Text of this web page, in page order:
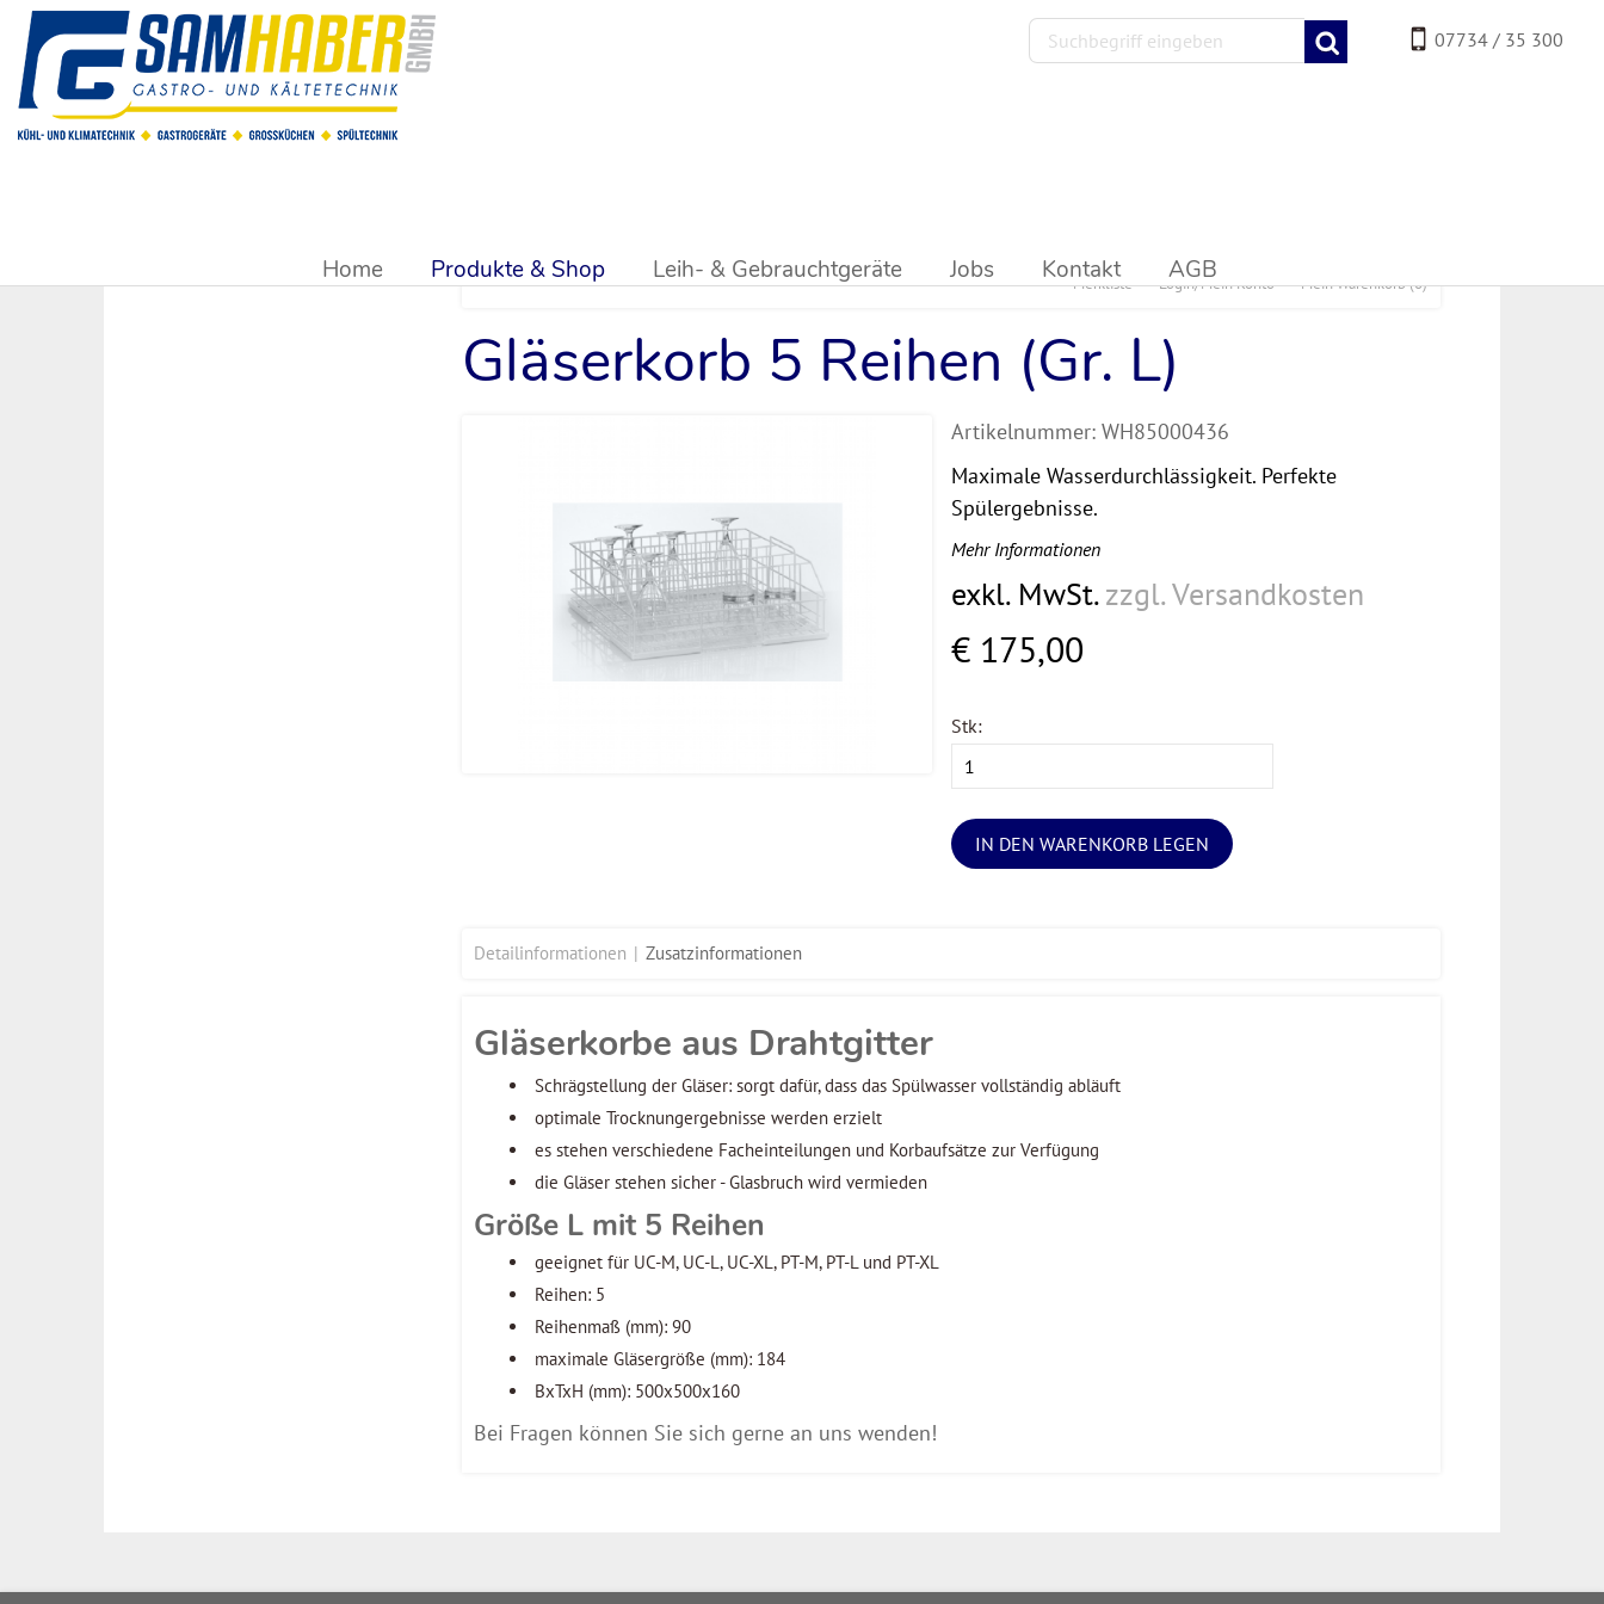
07734 / 35 300
Home Produkte & Shop Leih- & Gebrauchtgeräte Jobs Kontakt AGB Mein Warenkorb(0)
Login/Mein Konto
Merkliste
Gläserkorb 5 Reihen (Gr. L)
Artikelnummer: WH85000436
Maximale Wasserdurchlässigkeit. Perfekte
Spülergebnisse.
Mehr Informationen
exkl. MwSt.zzgl. Versandkosten
€ 175,00
Stk:
IN DEN WARENKORB LEGEN
Detailinformationen Zusatzinformationen
Gläserkorbe aus Drahtgitter
Schrägstellung der Gläser: sorgt dafür, dass das Spülwasser vollständig abläuft
optimale Trocknungergebnisse werden erzielt
es stehen verschiedene Facheinteilungen und Korbaufsätze zur Verfügung
die Gläser stehen sicher - Glasbruch wird vermieden
Größe L mit 5 Reihen
geeignet für UC-M, UC-L, UC-XL, PT-M, PT-L und PT-XL
Reihen: 5
Reihenmaß (mm): 90
maximale Gläsergröße (mm): 184
BxTxH (mm): 500x500x160
Bei Fragen können Sie sich gerne an uns wenden!